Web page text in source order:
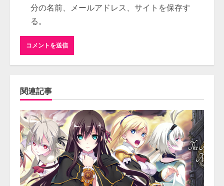
分の名前、メールアドレス、サイトを保存す
る。
関連記事